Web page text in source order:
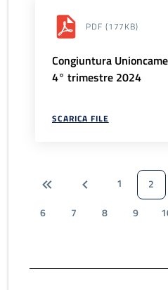
PDF (177KB)
Congiuntura
4° trimestre 2024
SCARICA FILE
1 2
6
7 8 9